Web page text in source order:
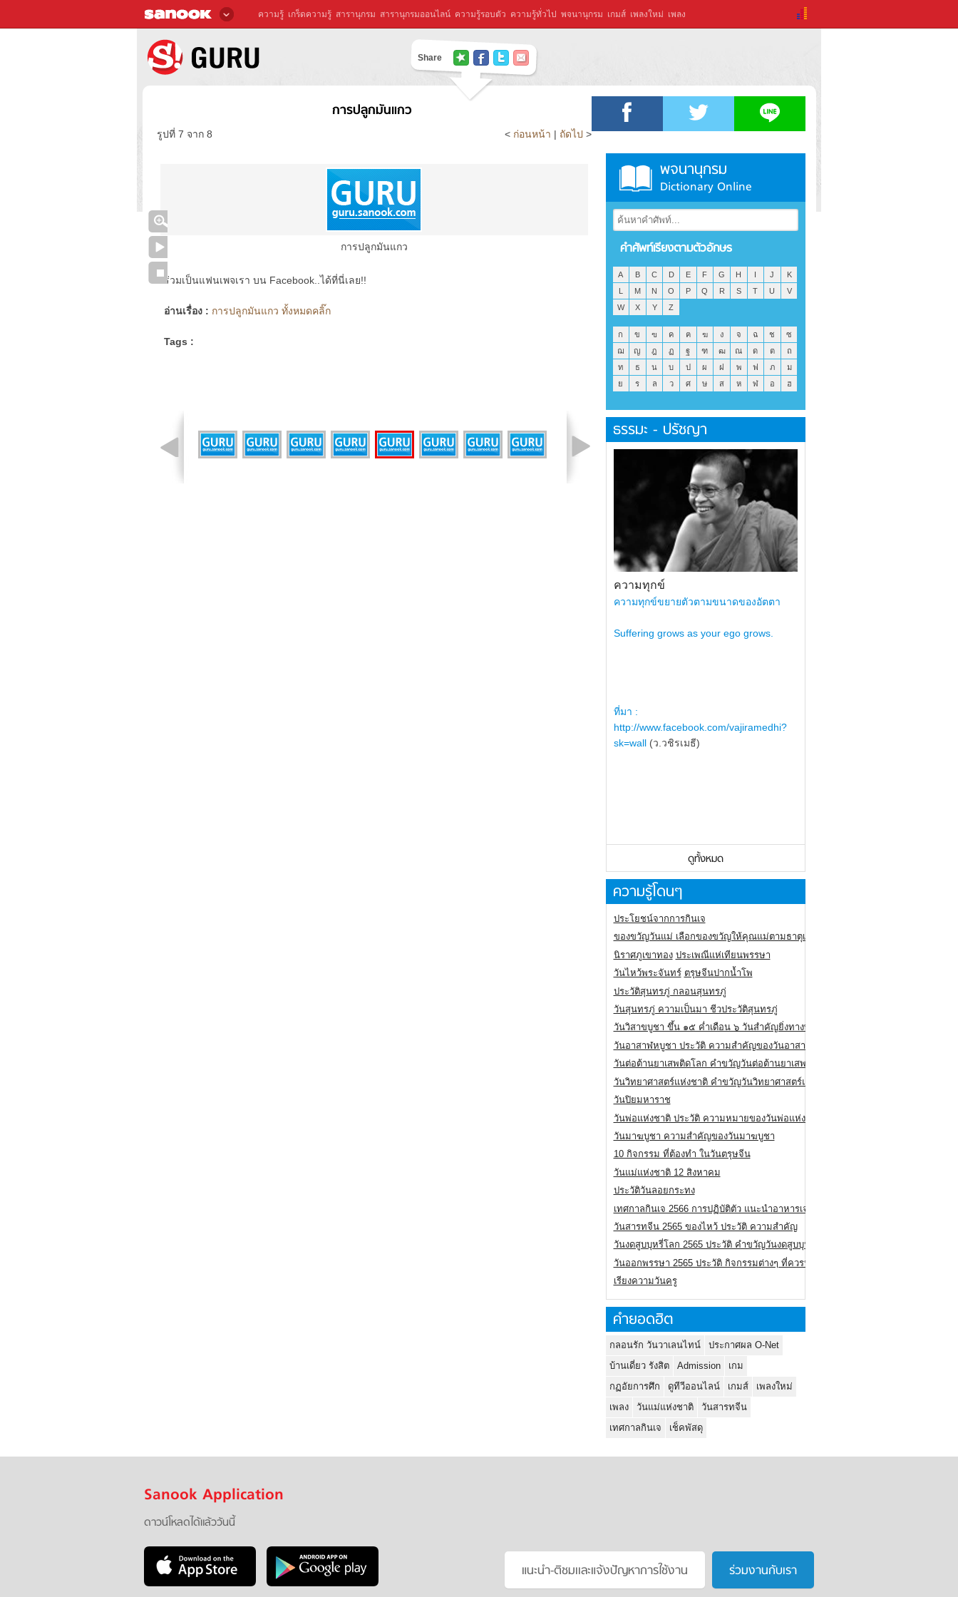
ความรู้ เกร็ดความรู้ สารานุกรม สารานุกรมออนไลน์ ความรู้รอบตัว ความรู้ทั่วไป พจนานุกรม เกมส์ เพลงใหม่ เพลง
Share
การปลูกมันแกว
รูปที่ 7 จาก 8 < ก่อนหน้า | ถัดไป >
การปลูกมันแกว
ร่วมเป็นแฟนเพจเรา บน Facebook..ได้ที่นี่เลย!!
อ่านเรื่อง : การปลูกมันแกว ทั้งหมดคลิ๊ก
Tags :
พจนานุกรม
Dictionary Online
คำศัพท์เรียงตามตัวอักษร
A B C D E F G H I J
K
L
M N O P Q R S T U
V
W
X Y Z
ก ข ฃ ค ฅ ฆ ง จ ฉ ช
ซ
ฌ
ญ ฎ ฏ ฐ ฑ ฒ ณ ด ต
ถ
ท
ธ น บ ป ผ ฝ พ ฟ ภ
ม
ย
ร ล ว ศ ษ ส ห ฬ อ ฮ
ธรรมะ - ปรัชญา
ความทุกข์
ความทุกข์ขยายตัวตามขนาดของอัตตา
Suffering grows as your ego grows.
ที่มา :
http://www.facebook.com/vajiramedhi?
sk=wall (ว.วชิรเมธี)
ดูทั้งหมด
ความรู้โดนๆ
ประโยชน์จากการกินเจ
ของขวัญวันแม่ เลือกของขวัญให้คุณแม่ตามธาตุเกิด
นิราศภูเขาทอง ประเพณีแห่เทียนพรรษา
วันไหว้พระจันทร์ ตรุษจีนปากน้ำโพ
ประวัติสุนทรภู่ กลอนสุนทรภู่
วันสุนทรภู่ ความเป็นมา ชีวประวัติสุนทรภู่
วันวิสาขบูชา ขึ้น ๑๕ ค่ำเดือน ๖ วันสำคัญยิ่งทางพระพุทธศาสนา
วันอาสาฬหบูชา ประวัติ ความสําคัญของวันอาสาฬหบูชา
วันต่อต้านยาเสพติดโลก คำขวัญวันต่อต้านยาเสพติดสากล
วันวิทยาศาสตร์แห่งชาติ คำขวัญวันวิทยาศาสตร์แห่งชาติ
วันปิยมหาราช
วันพ่อแห่งชาติ ประวัติ ความหมายของวันพ่อแห่งชาติ
วันมาฆบูชา ความสำคัญของวันมาฆบูชา
10 กิจกรรม ที่ต้องทำ ในวันตรุษจีน
วันแม่แห่งชาติ 12 สิงหาคม
ประวัติวันลอยกระทง
เทศกาลกินเจ 2566 การปฏิบัติตัว แนะนำอาหารเจ
วันสารทจีน 2565 ของไหว้ ประวัติ ความสำคัญ
วันงดสูบบุหรี่โลก 2565 ประวัติ คำขวัญวันงดสูบบุหรี่โลก
วันออกพรรษา 2565 ประวัติ กิจกรรมต่างๆ ที่ควรปฏิบัติ
เรียงความวันครู
คำยอดฮิต
กลอนรัก วันวาเลนไทน์
ประกาศผล O-Net
บ้านเดี่ยว รังสิต
Admission
เกม
กฏอัยการศึก
ดูทีวีออนไลน์ เกมส์
เพลงใหม่
เพลง
วันแม่แห่งชาติ
วันสารทจีน
เทศกาลกินเจ
เช็คพัสดุ
Sanook Application
ดาวน์โหลดได้แล้ววันนี้
แนะนำ-ติชมเเละแจ้งปัญหาการใช้งาน ร่วมงานกับเรา